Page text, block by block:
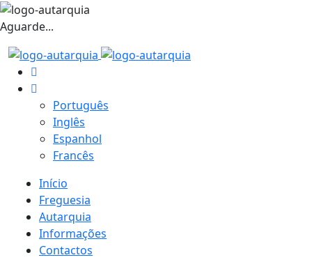
Aguarde...
Português
Inglês
Espanhol
Francês
Início
Freguesia
Autarquia
Informações
Contactos